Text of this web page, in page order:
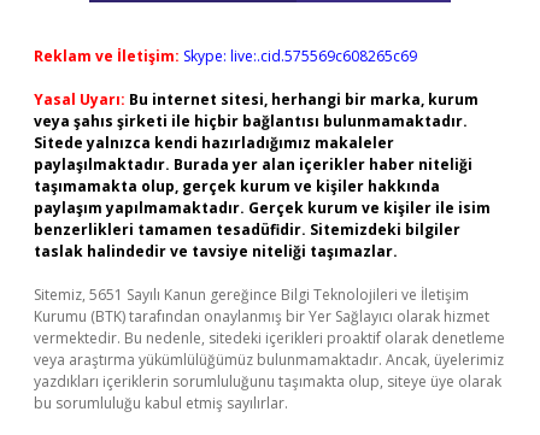
Reklam ve İletişim: Skype: live:.cid.575569c608265c69
Yasal Uyarı: Bu internet sitesi, herhangi bir marka, kurum
veya şahıs şirketi ile hiçbir bağlantısı bulunmamaktadır.
Sitede yalnızca kendi hazırladığımız makaleler
paylaşılmaktadır. Burada yer alan içerikler haber niteliği
taşımamakta olup, gerçek kurum ve kişiler hakkında
paylaşım yapılmamaktadır. Gerçek kurum ve kişiler ile isim
benzerlikleri tamamen tesadüfidir. Sitemizdeki bilgiler
taslak halindedir ve tavsiye niteliği taşımazlar.
Sitemiz, 5651 Sayılı Kanun gereğince Bilgi Teknolojileri ve İletişim
Kurumu (BTK) tarafından onaylanmış bir Yer Sağlayıcı olarak hizmet
vermektedir. Bu nedenle, sitedeki içerikleri proaktif olarak denetleme
veya araştırma yükümlülüğümüz bulunmamaktadır. Ancak, üyelerimiz
yazdıkları içeriklerin sorumluluğunu taşımakta olup, siteye üye olarak
bu sorumluluğu kabul etmiş sayılırlar.